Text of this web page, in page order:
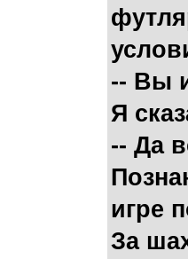
-- Вы
Я
-- Да
игре
За